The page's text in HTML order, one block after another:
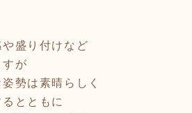
盛り付けなど
が
勢は素晴らしく
とともに